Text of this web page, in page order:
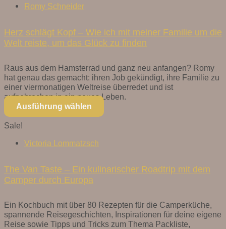
Romy Schneider
Herz schlägt Kopf – Wie ich mit meiner Familie um die
Welt reiste, um das Glück zu finden
Raus aus dem Hamsterrad und ganz neu anfangen? Romy
hat genau das gemacht: ihren Job gekündigt, ihre Familie zu
einer viermonatigen Weltreise überredet und ist
aufgebrochen in ein neues Leben.
Ausführung wählen
Sale!
Victoria Lommatzsch
The Van Taste – Ein kulinarischer Roadtrip mit dem
Camper durch Europa
Ein Kochbuch mit über 80 Rezepten für die Camperküche,
spannende Reisegeschichten, Inspirationen für deine eigene
Reise sowie Tipps und Tricks zum Thema Packliste,